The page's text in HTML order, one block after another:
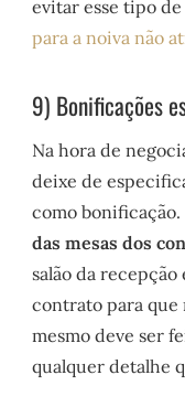
evitar esse tipo
para a noiva não
9) Bonificações
Na hora de
deixe de
como
das mesas dos
salão da
contrato para que
mesmo deve ser
qualquer detalhe